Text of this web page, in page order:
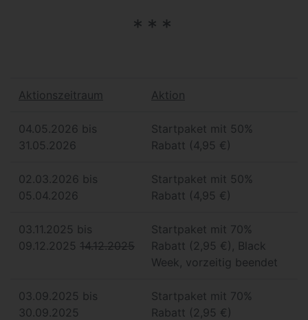
Aktionszeitraum Aktion
04.05.2026 bis
31.05.2026
Startpaket mit 50%
Rabatt (4,95 €)
02.03.2026 bis
05.04.2026
Startpaket mit 50%
Rabatt (4,95 €)
03.11.2025 bis
09.12.2025 14.12.2025
Startpaket mit 70%
Rabatt (2,95 €), Black
Week, vorzeitig beendet
03.09.2025 bis
30.09.2025
Startpaket mit 70%
Rabatt (2,95 €)